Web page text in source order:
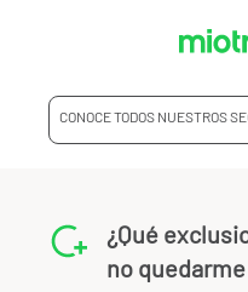
CONOCE TODOS NUESTROS
¿Qué
no